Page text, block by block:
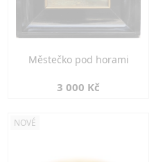
Městečko pod horami
3 000 Kč
NOVÉ